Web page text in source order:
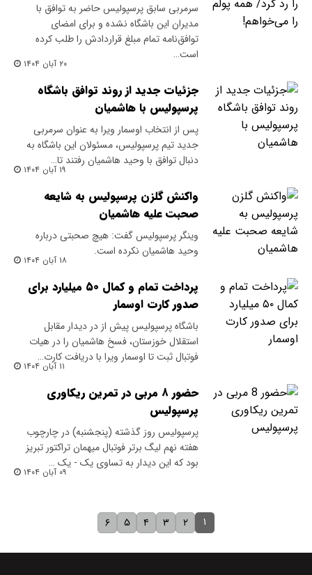
سرمربی سابق پرسپولیس حاضر به توافق با
مدیران این باشگاه نشده و برای امضای
توافق‌نامه تمام مبلغ قراردادش را طلب کرده
است…
۲۰ آبان ۱۴۰۴
جزئیات جدید از روند توافق باشگاه
پرسپولیس با هاشمیان
پس از انتخاب اوسمار ویرا به عنوان سرمربی
جدید تیم پرسپولیس، مسئولان این باشگاه به
دنبال توافق با وحید هاشمیان رفتند تا…
۱۹ آبان ۱۴۰۴
واکنش گلزن پرسپولیس به شایعه
صحبت علیه هاشمیان
وینگر پرسپولیس گفت: هیچ صحبتی درباره
وحید هاشمیان نکرده‌ است.
۱۸ آبان ۱۴۰۴
پرداخت تمام و کمال ۵۰ میلیارد برای
صدور کارت اوسمار
باشگاه پرسپولیس پیش از در دیدار مقابل
استقلال خوزستان، فسخ هاشمیان را در هیات
فوتبال ثبت تا اوسمار ویرا با دریافت کارت…
۱۱ آبان ۱۴۰۴
حضور ۸ مربی در تمرین ریکاوری
پرسپولیس
پرسپولیس روز گذشته (پنجشنبه) در چارچوب
هفته نهم لیگ برتر فوتبال میهمان تراکتور تبریز
بود که این دیدار به تساوی یک - یک …
۰۹ آبان ۱۴۰۴
۱ ۲ ۳ ۴ ۵ ۶